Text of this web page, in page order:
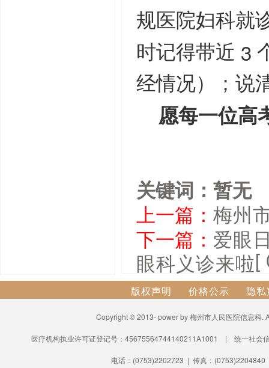
规医院妇科就
时记得带近 3
经情况）；说
愿每一位高
关键词：暂无
上一篇： 梅州
下一篇： 爱眼
眼科义诊来啦[
版权声明 价格公示 隐
Copyright © 2013- power by 梅州市人民医院信息科
医疗机构执业许可证登记号：45675564744140211A1001 | 统一社会
电话：(0753)2202723 | 传真：